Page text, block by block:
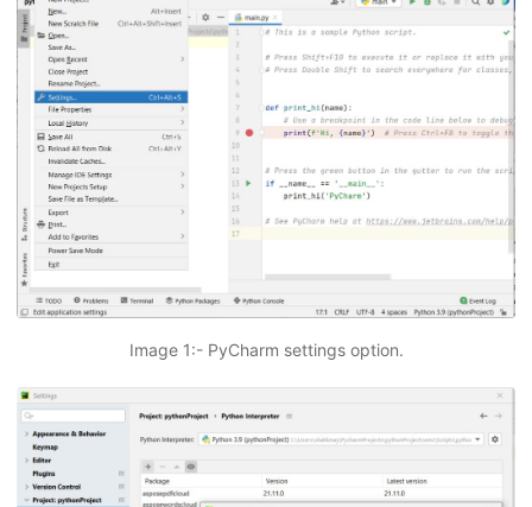
Image 1:- PyCharm settings option.